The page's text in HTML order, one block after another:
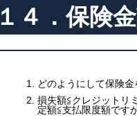
１４．保険
どのようにして保険
損失額≦クレジットリ
定額≦支払限度額です